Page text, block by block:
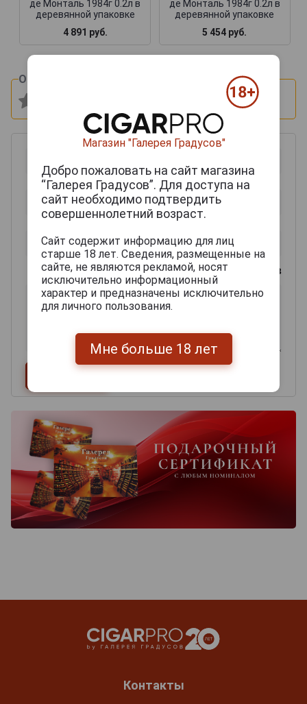
де Монталь 1984г 0.2л в
деревянной упаковке
4 891 руб.
де Монталь 1984г 0.2л в
деревянной упаковке
5 454 руб.
Оцените и напишите отзыв:
0из 2000 знаков
Контакты
Магазин "Галерея Градусов"
Добро пожаловать на сайт магазина
“Галерея Градусов”. Для доступа на
сайт необходимо подтвердить
совершеннолетний возраст.
Сайт содержит информацию для лиц
старше 18 лет. Сведения, размещенные на
сайте, не являются рекламой, носят
исключительно информационный
характер и предназначены исключительно
для личного пользования.
Мне больше 18 лет